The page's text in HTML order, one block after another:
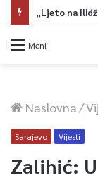
Meni
Naslovna/
Sarajevo Vijesti
Zalihić: